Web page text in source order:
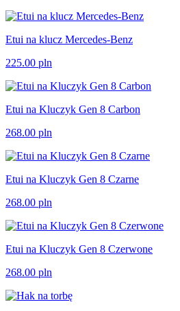
Etui na klucz Mercedes-Benz
225.00 pln
Etui na Kluczyk Gen 8 Carbon
268.00 pln
Etui na Kluczyk Gen 8 Czarne
268.00 pln
Etui na Kluczyk Gen 8 Czerwone
268.00 pln